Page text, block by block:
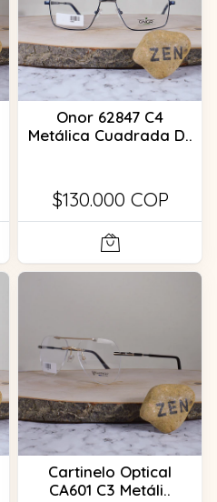
Onor 62847 C4
Metálica Cuadrada D..
$130.000 COP
Cartinelo Optical
CA601 C3 Metáli..